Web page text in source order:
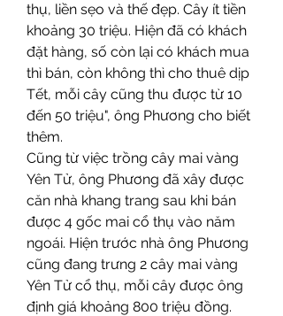
thụ, liền sẹo và thế đẹp. Cây ít tiền
khoảng 30 triệu. Hiện đã có khách
đặt hàng, số còn lại có khách mua
thì bán, còn không thì cho thuê dịp
Tết, mỗi cây cũng thu được từ 10
đến 50 triệu", ông Phương cho biết
thêm.
Cũng từ việc trồng cây mai vàng
Yên Tử, ông Phương đã xây được
căn nhà khang trang sau khi bán
được 4 gốc mai cổ thụ vào năm
ngoái. Hiện trước nhà ông Phương
cũng đang trưng 2 cây mai vàng
Yên Tử cổ thụ, mỗi cây được ông
định giá khoảng 800 triệu đồng.